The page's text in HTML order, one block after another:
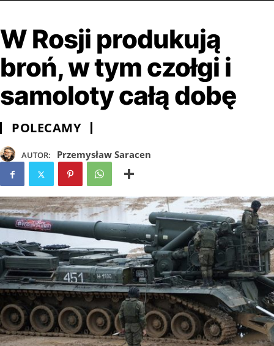
W Rosji produkują
broń, w tym czołgi i
samoloty całą dobę
POLECAMY
AUTOR: Przemysław Saracen